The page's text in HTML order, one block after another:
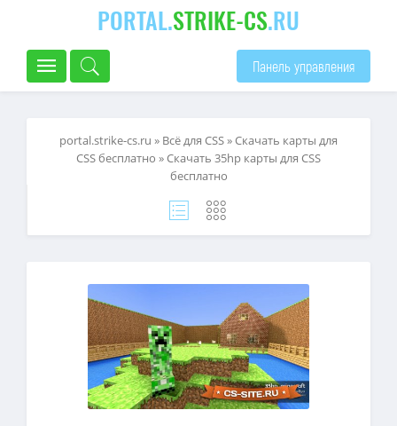
PORTAL.STRIKE-CS.RU
Панель управления
portal.strike-cs.ru » Всё для CSS»Скачать карты для
CSS бесплатно » Скачать 35hp карты для CSS
бесплатно